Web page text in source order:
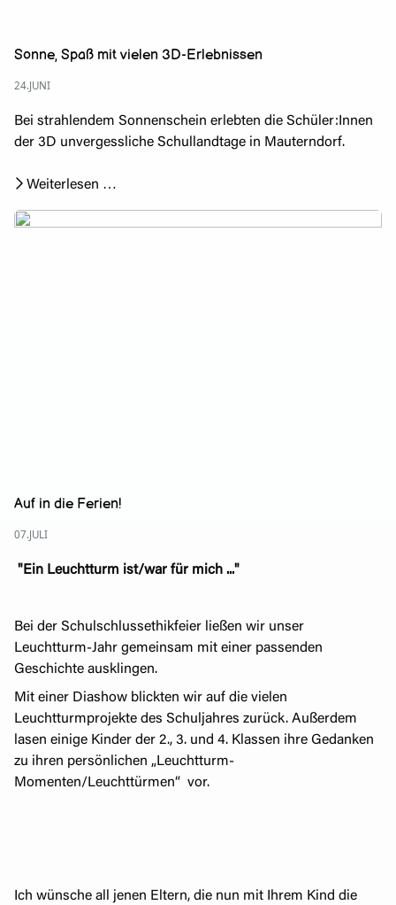
Sonne, Spaß mit vielen 3D-Erlebnissen
24.JUNI
Bei strahlendem Sonnenschein erlebten die Schüler:Innen
der 3D unvergessliche Schullandtage in Mauterndorf.
Weiterlesen …
Auf in die Ferien!
07.JULI
"Ein Leuchtturm ist/war für mich ..."
Bei der Schulschlussethikfeier ließen wir unser
Leuchtturm-Jahr gemeinsam mit einer passenden
Geschichte ausklingen.
Mit einer Diashow blickten wir auf die vielen
Leuchtturmprojekte des Schuljahres zurück. Außerdem
lasen einige Kinder der 2., 3. und 4. Klassen ihre Gedanken
zu ihren persönlichen „Leuchtturm-
Momenten/Leuchttürmen“ vor.
Ich wünsche all jenen Eltern, die nun mit Ihrem Kind die